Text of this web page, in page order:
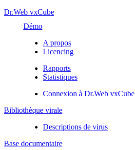
Dr.Web vxCube
Démo
A propos
Licencing
Rapports
Statistiques
Connexion à Dr.Web vxCube
Bibliothèque virale
Descriptions de virus
Base documentaire